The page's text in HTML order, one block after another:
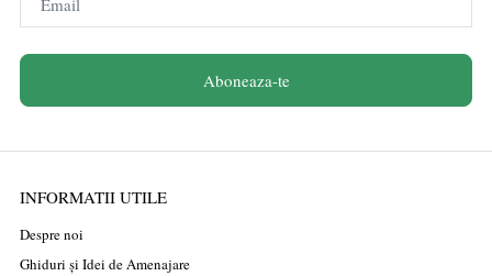
Email
Aboneaza-te
INFORMATII UTILE
Despre noi
Ghiduri și Idei de Amenajare